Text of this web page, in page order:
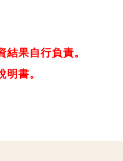
果自行負責。
書。